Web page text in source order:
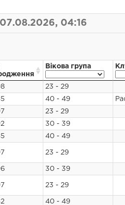
07.08.2026, 04:16
Вікова група
23 - 29
40 - 49
23 - 29
30 - 39
40 - 49
23 - 29
30 - 39
23 - 29
40 - 49